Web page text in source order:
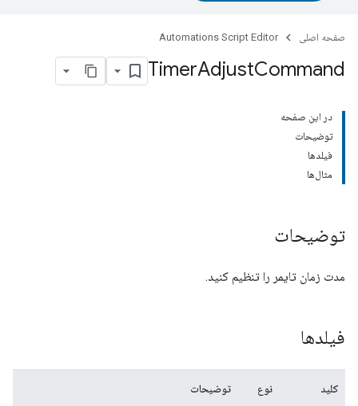
صفحه اصلی Automations Script Editor
TimerAdjustCommand
در این صفحه
توضیحات
فیلدها
مثال‌ها
توضیحات
مدت زمان تایمر را تنظیم کنید.
فیلدها
کلید نوع توضیحات